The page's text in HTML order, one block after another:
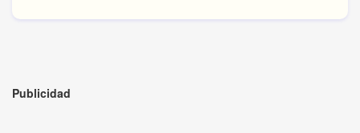
Publicidad